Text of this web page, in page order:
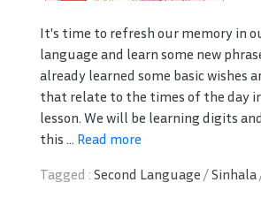
It's time to refresh our memory in
language and learn some new
already learned some basic wishes
that relate to the times of the day
lesson. We will be learning digits
this ... Read more
Tagged : Second Language /Sinhala